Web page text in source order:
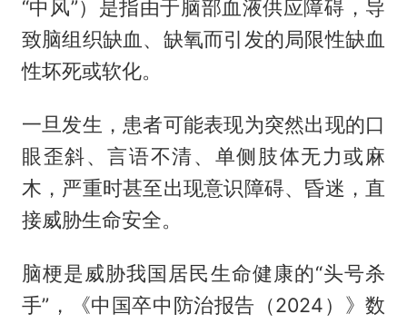
“中风”）是指由于脑部血液供应障碍，导
致脑组织缺血、缺氧而引发的局限性缺血
性坏死或软化。
一旦发生，患者可能表现为突然出现的口
眼歪斜、言语不清、单侧肢体无力或麻
木，严重时甚至出现意识障碍、昏迷，直
接威胁生命安全。
脑梗是威胁我国居民生命健康的“头号杀
手”，《中国卒中防治报告（2024）》数